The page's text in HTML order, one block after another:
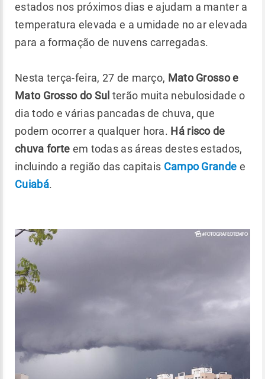
estados nos próximos dias e ajudam a manter a
temperatura elevada e a umidade no ar elevada
para a formação de nuvens carregadas.
Nesta terça-feira, 27 de março, Mato Grosso e
Mato Grosso do Sul terão muita nebulosidade o
dia todo e várias pancadas de chuva, que
podem ocorrer a qualquer hora. Há risco de
chuva forte em todas as áreas destes estados,
incluindo a região das capitais Campo Grande e
Cuiabá.